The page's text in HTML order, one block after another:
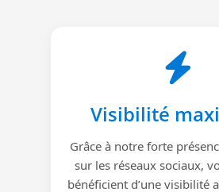
Visibilité
Grâce à notre forte
sur les réseaux sociaux,
bénéficient d’une visibilité